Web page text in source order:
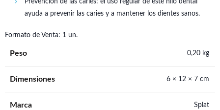
Prevención de las caries: el uso regular de este hilo dental
ayuda a prevenir las caries y a mantener los dientes sanos.
Formato de Venta: 1 un.
Peso 0,20 kg
Dimensiones 6 × 12 × 7 cm
Marca Splat